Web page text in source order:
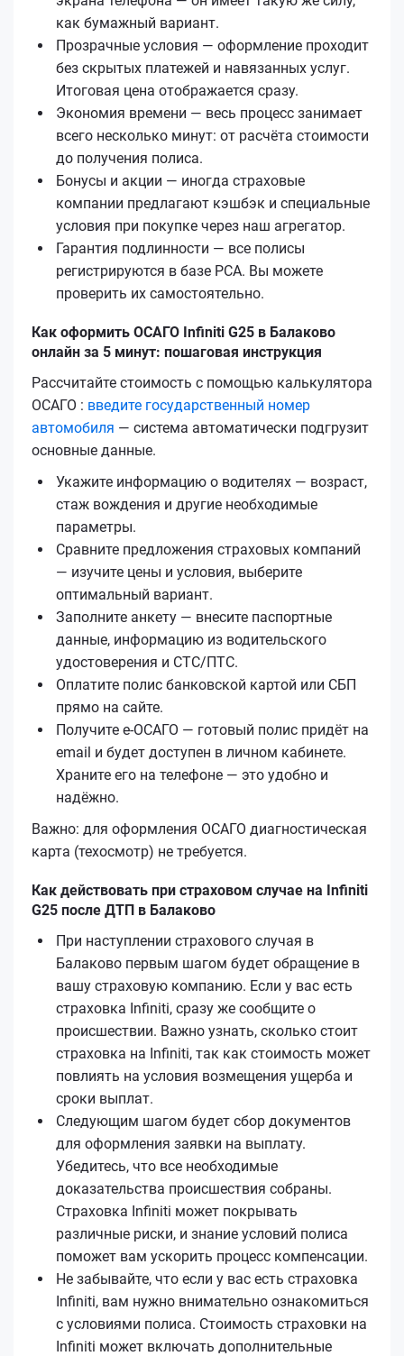
как бумажный вариант.
Прозрачные условия — оформление проходит
без скрытых платежей и навязанных услуг.
Итоговая цена отображается сразу.
Экономия времени — весь процесс занимает
всего несколько минут: от расчёта стоимости
до получения полиса.
Бонусы и акции — иногда страховые
компании предлагают кэшбэк и специальные
условия при покупке через наш агрегатор.
Гарантия подлинности — все полисы
регистрируются в базе РСА. Вы можете
проверить их самостоятельно.
Как оформить ОСАГО Infiniti G25 в Балаково
онлайн за 5 минут: пошаговая инструкция
Рассчитайте стоимость с помощью калькулятора
ОСАГО : введите государственный номер
автомобиля — система автоматически подгрузит
основные данные.
Укажите информацию о водителях — возраст,
стаж вождения и другие необходимые
параметры.
Сравните предложения страховых компаний
— изучите цены и условия, выберите
оптимальный вариант.
Заполните анкету — внесите паспортные
данные, информацию из водительского
удостоверения и СТС/ПТС.
Оплатите полис банковской картой или СБП
прямо на сайте.
Получите е‑ОСАГО — готовый полис придёт на
email и будет доступен в личном кабинете.
Храните его на телефоне — это удобно и
надёжно.
Важно: для оформления ОСАГО диагностическая
карта (техосмотр) не требуется.
Как действовать при страховом случае на Infiniti
G25 после ДТП в Балаково
При наступлении страхового случая в
Балаково первым шагом будет обращение в
вашу страховую компанию. Если у вас есть
страховка Infiniti, сразу же сообщите о
происшествии. Важно узнать, сколько стоит
страховка на Infiniti, так как стоимость может
повлиять на условия возмещения ущерба и
сроки выплат.
Следующим шагом будет сбор документов
для оформления заявки на выплату.
Убедитесь, что все необходимые
доказательства происшествия собраны.
Страховка Infiniti может покрывать
различные риски, и знание условий полиса
поможет вам ускорить процесс компенсации.
Не забывайте, что если у вас есть страховка
Infiniti, вам нужно внимательно ознакомиться
с условиями полиса. Стоимость страховки на
Infiniti может включать дополнительные